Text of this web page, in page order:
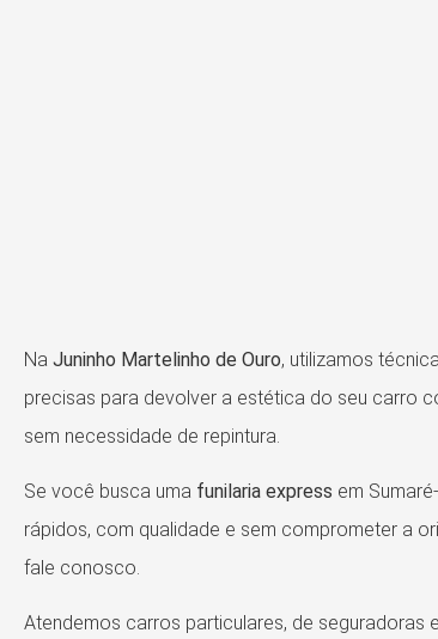
Na Juninho Martelinho de Ouro, utilizamos
precisas para devolver a estética do seu carro
sem necessidade de repintura.
Se você busca uma funilaria express em
rápidos, com qualidade e sem comprometer a
fale conosco.
Atendemos carros particulares, de seguradoras